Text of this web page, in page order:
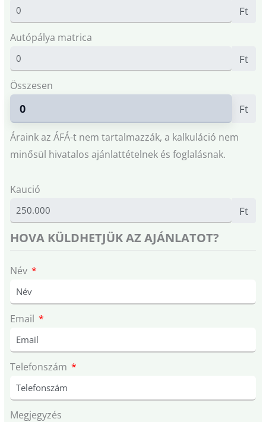
Ft
Autópálya matrica
Ft
Összesen
Ft
Áraink az ÁFÁ-t nem tartalmazzák, a kalkuláció nem
minősül hivatalos ajánlattételnek és foglalásnak.
Kaució
Ft
HOVA KÜLDHETJÜK AZ AJÁNLATOT?
Név
Email
Telefonszám
Megjegyzés